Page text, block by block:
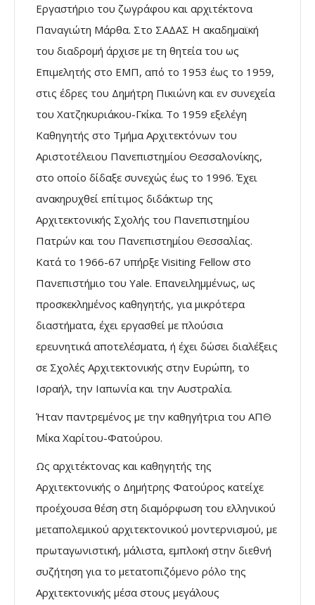
Εργαστήριο του ζωγράφου και αρχιτέκτονα
Παναγιώτη Μάρθα. Στο ΣΑΔΑΣ Η ακαδημαϊκή
του διαδρομή άρχισε με τη θητεία του ως
Επιμελητής στο ΕΜΠ, από το 1953 έως το 1959,
στις έδρες του Δημήτρη Πικιώνη και εν συνεχεία
του Χατζηκυριάκου-Γκίκα. Το 1959 εξελέγη
Καθηγητής στο Τμήμα Αρχιτεκτόνων του
Αριστοτέλειου Πανεπιστημίου Θεσσαλονίκης,
στο οποίο δίδαξε συνεχώς έως το 1996. Έχει
ανακηρυχθεί επίτιμος διδάκτωρ της
Αρχιτεκτονικής Σχολής του Πανεπιστημίου
Πατρών και του Πανεπιστημίου Θεσσαλίας.
Κατά το 1966-67 υπήρξε Visiting Fellow στο
Πανεπιστήμιο του Yale. Επανειλημμένως, ως
προσκεκλημένος καθηγητής, για μικρότερα
διαστήματα, έχει εργασθεί με πλούσια
ερευνητικά αποτελέσματα, ή έχει δώσει διαλέξεις
σε Σχολές Αρχιτεκτονικής στην Ευρώπη, το
Ισραήλ, την Ιαπωνία και την Αυστραλία.
Ήταν παντρεμένος με την καθηγήτρια του ΑΠΘ
Μίκα Χαρίτου-Φατούρου.
Ως αρχιτέκτονας και καθηγητής της
Αρχιτεκτονικής ο Δημήτρης Φατούρος κατείχε
προέχουσα θέση στη διαμόρφωση του ελληνικού
μεταπολεμικού αρχιτεκτονικού μοντερνισμού, με
πρωταγωνιστική, μάλιστα, εμπλοκή στην διεθνή
συζήτηση για το μετατοπιζόμενο ρόλο της
Αρχιτεκτονικής μέσα στους μεγάλους